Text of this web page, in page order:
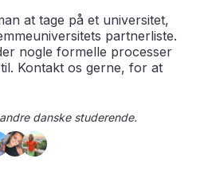
at tage på et universitet,
partnerliste.
nogle formelle processer
Kontakt os gerne, for at
danske studerende.